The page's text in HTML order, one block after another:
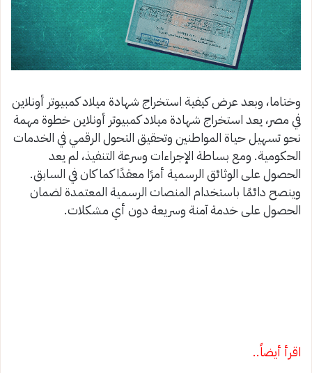
وختاما، وبعد عرض كيفية استخراج شهادة ميلاد كمبيوتر أونلاين
في مصر، يعد استخراج شهادة ميلاد كمبيوتر أونلاين خطوة مهمة
نحو تسهيل حياة المواطنين وتحقيق التحول الرقمي في الخدمات
الحكومية. ومع بساطة الإجراءات وسرعة التنفيذ، لم يعد
الحصول على الوثائق الرسمية أمرًا معقدًا كما كان في السابق.
وينصح دائمًا باستخدام المنصات الرسمية المعتمدة لضمان
الحصول على خدمة آمنة وسريعة دون أي مشكلات.
اقرأ أيضاً..